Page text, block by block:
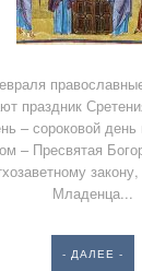
праздник
– сороковой
– Пресвятая
Младенца...
- ДАЛЕЕ -